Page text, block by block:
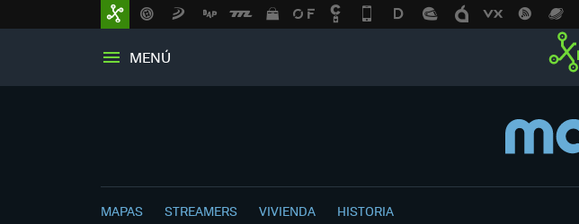
MENÚ
MAPAS STREAMERS VIVIENDA HISTORIA